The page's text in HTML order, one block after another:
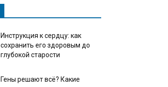
Инструкция к сердцу: как
сохранить его здоровым до
глубокой старости
Гены решают всё? Какие